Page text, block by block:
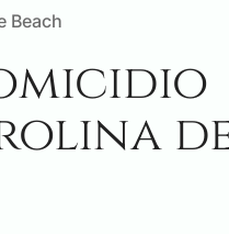
Beach